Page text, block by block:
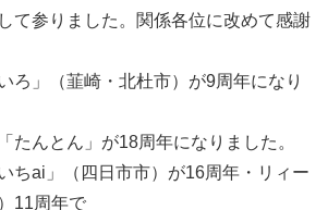
て参りました。関係各位に改めて感謝
ろ」（韮崎・北杜市）が9周年になり
たんとん」が18周年になりました。
ちai」（四日市市）が16周年・リィー
11周年で